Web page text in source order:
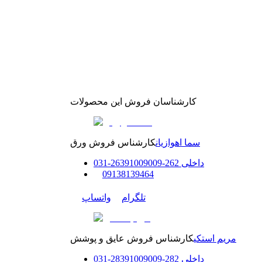
کارشناسان فروش این محصولات
سما اهوازیانکارشناس فروش ورق
داخلی 262-263
91009009
-
031
09138139464
تلگرام واتساپ
مریم استکیکارشناس فروش عایق و پوشش
داخلی 282-283
91009009
-
031